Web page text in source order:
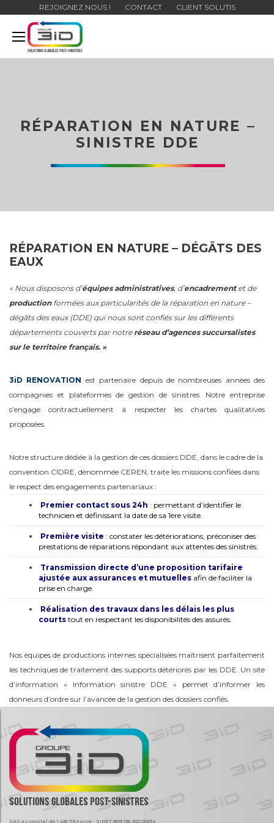
REJOIGNEZ NOUS ! CONTACT CLIENT SOLUTIS
RÉPARATION EN NATURE –
SINISTRE DDE
RÉPARATION EN NATURE – DÉGÂTS DES
EAUX
« Nous disposons d’équipes administratives, d’encadrementet de
productionformées aux particularités de la réparation en nature –
dégâts des eaux (DDE) qui nous sont confiés sur les différents
départements couverts par notre réseau d’agences succursalistes
sur le territoire français. »
3iD RENOVATION est partenaire depuis de nombreuses années des
compagnies et plateformes de gestion de sinistres. Notre entreprise
s’engage contractuellement à respecter les chartes qualitatives
proposées.
Notre structure dédiée à la gestion de ces dossiers DDE, dans le cadre de la
convention CIDRE, dénommée CEREN, traite les missions confiées dans
le respect des engagements partenariaux :
Premier contact sous 24h : permettant d’identifier le
technicien et définissant la date de sa 1ère visite.
Première visite : constater les détériorations, préconiser des
prestations de réparations répondant aux attentes des sinistrés.
Transmission directe d’une proposition tarifaire
ajustée aux assurances et mutuelles afin de faciliter la
prise en charge.
Réalisation des travaux dans les délais les plus
courts tout en respectant les disponibilités des assurés.
Nos équipes de productions internes spécialisées maîtrisent parfaitement
les techniques de traitement des supports détériorés par les DDE. Un site
d’information « Information sinistre DDE » permet d’informer les
donneurs d’ordre sur l’avancée de la gestion des dossiers confiés.
SAS au capital de 1 435 113 euros - SIRET 809 136 922 00014